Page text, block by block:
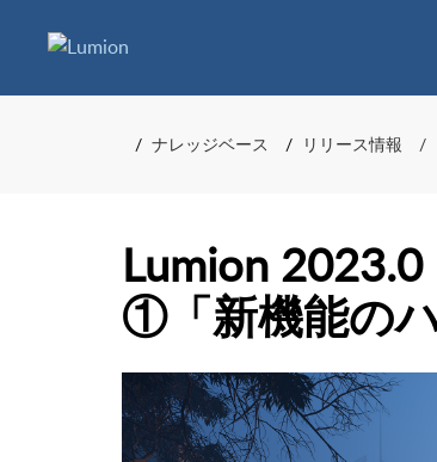
ナレッジベース リリース情報
Lumion
①「新機能の